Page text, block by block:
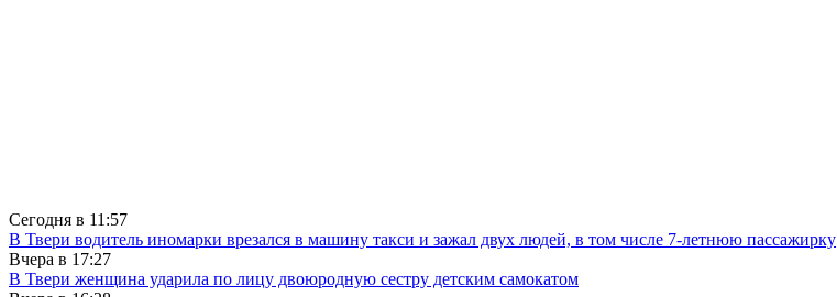
Сегодня в 11:57
В Твери водитель иномарки врезался в машину такси и зажал двух людей, в том числе 7-летнюю пассажирку
Вчера в 17:27
В Твери женщина ударила по лицу двоюродную сестру детским самокатом